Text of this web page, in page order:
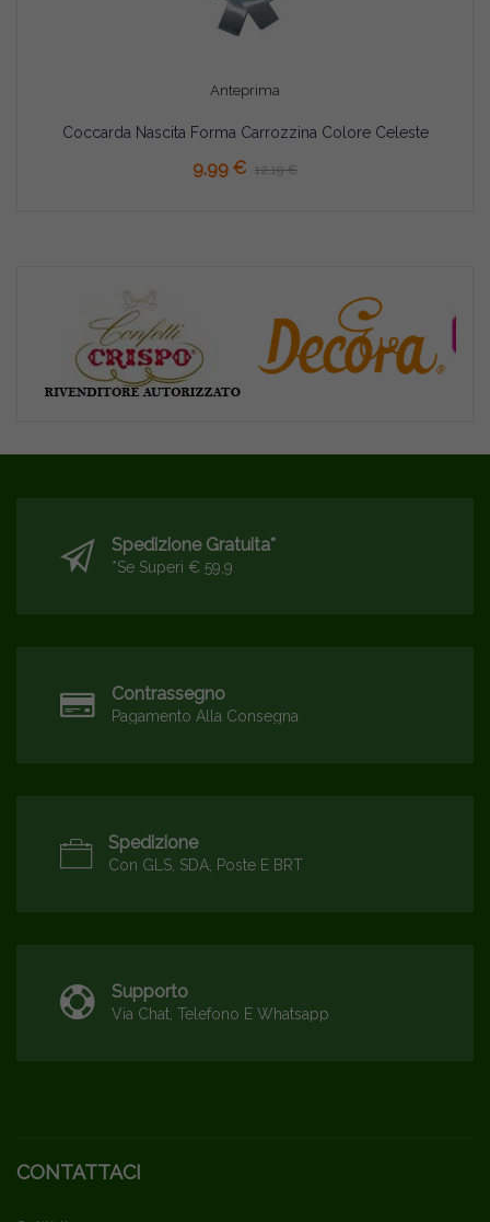
Anteprima
Coccarda Nascita Forma Carrozzina Colore Celeste
9,99 € 12,19 €
Spedizione Gratuita*
*se Superi € 59,9
Contrassegno
Pagamento Alla Consegna
Spedizione
Con GLS, SDA, Poste E BRT
Supporto
Via Chat, Telefono E Whatsapp
CONTATTACI